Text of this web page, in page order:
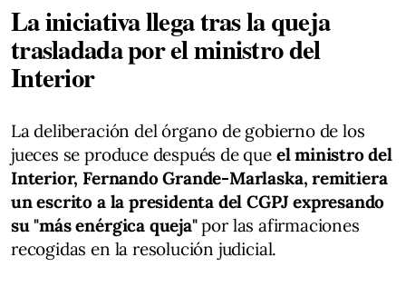
La iniciativa llega tras la queja
trasladada por el ministro del
Interior
La deliberación del órgano de gobierno de los
jueces se produce después de que el ministro del
Interior, Fernando Grande-Marlaska, remitiera
un escrito a la presidenta del CGPJ expresando
su "más enérgica queja"por las afirmaciones
recogidas en la resolución judicial.